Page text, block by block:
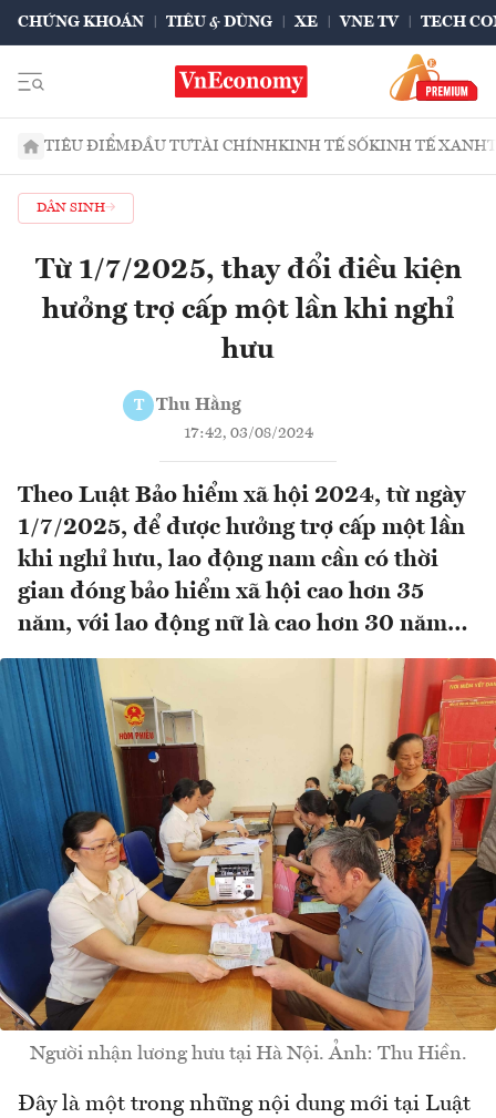
CHỨNG KHOÁN TIÊU & DÙNG XE VNE TV TECH
TIÊU ĐIỂMĐẦU TƯTÀI CHÍNHKINH TẾ SỐKINH TẾ XANH
DÂN SINH
Từ 1/7/2025, thay đổi điều kiện
hưởng trợ cấp một lần khi nghỉ
hưu
T Thu Hằng
17:42, 03/08/2024
Theo Luật Bảo hiểm xã hội 2024, từ ngày
1/7/2025, để được hưởng trợ cấp một lần
khi nghỉ hưu, lao động nam cần có thời
gian đóng bảo hiểm xã hội cao hơn 35
năm, với lao động nữ là cao hơn 30 năm…
Người nhận lương hưu tại Hà Nội. Ảnh: Thu Hiền.
Đây là một trong những nội dung mới tại Luật